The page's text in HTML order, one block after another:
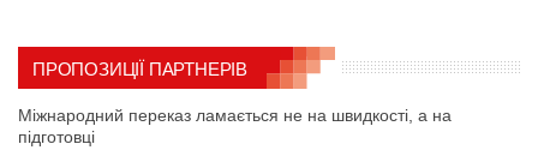
ПРОПОЗИЦІЇ ПАРТНЕРІВ
Міжнародний переказ ламається не на швидкості, а на
підготовці